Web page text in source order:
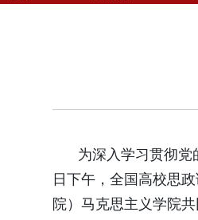
为深入学习贯彻
日下午，全国高校思
院） 马克思主义学院